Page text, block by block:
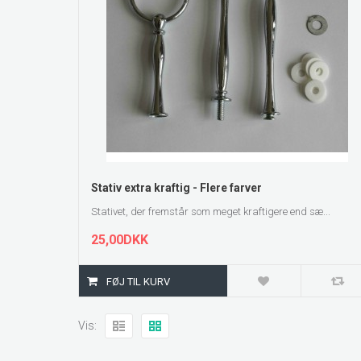
Stativ extra kraftig - Flere farver
Stativet, der fremstår som meget kraftigere end sæ...
25,00DKK
Vis: